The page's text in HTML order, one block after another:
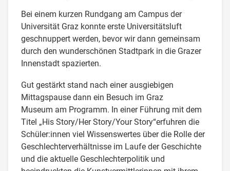
Bei einem kurzen Rundgang am Campus der
Universität Graz konnte erste Universitätsluft
geschnuppert werden, bevor wir dann gemeinsam
durch den wunderschönen Stadtpark in die Grazer
Innenstadt spazierten.
Gut gestärkt stand nach einer ausgiebigen
Mittagspause dann ein Besuch im Graz
Museum am Programm. In einer Führung mit dem
Titel „His Story/Her Story/Your Story“erfuhren die
Schüler:innen viel Wissenswertes über die Rolle der
Geschlechterverhältnisse im Laufe der Geschichte
und die aktuelle Geschlechterpolitik und